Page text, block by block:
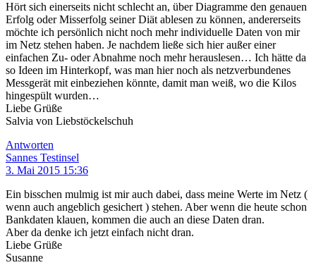
Hört sich einerseits nicht schlecht an, über Diagramme den genauen
Erfolg oder Misserfolg seiner Diät ablesen zu können, andererseits
möchte ich persönlich nicht noch mehr individuelle Daten von mir
im Netz stehen haben. Je nachdem ließe sich hier außer einer
einfachen Zu- oder Abnahme noch mehr herauslesen… Ich hätte da
so Ideen im Hinterkopf, was man hier noch als netzverbundenes
Messgerät mit einbeziehen könnte, damit man weiß, wo die Kilos
hingespült wurden…
Liebe Grüße
Salvia von Liebstöckelschuh
Antworten
Sannes Testinsel
3. Mai 2015 15:36
Ein bisschen mulmig ist mir auch dabei, dass meine Werte im Netz (
wenn auch angeblich gesichert ) stehen. Aber wenn die heute schon
Bankdaten klauen, kommen die auch an diese Daten dran.
Aber da denke ich jetzt einfach nicht dran.
Liebe Grüße
Susanne